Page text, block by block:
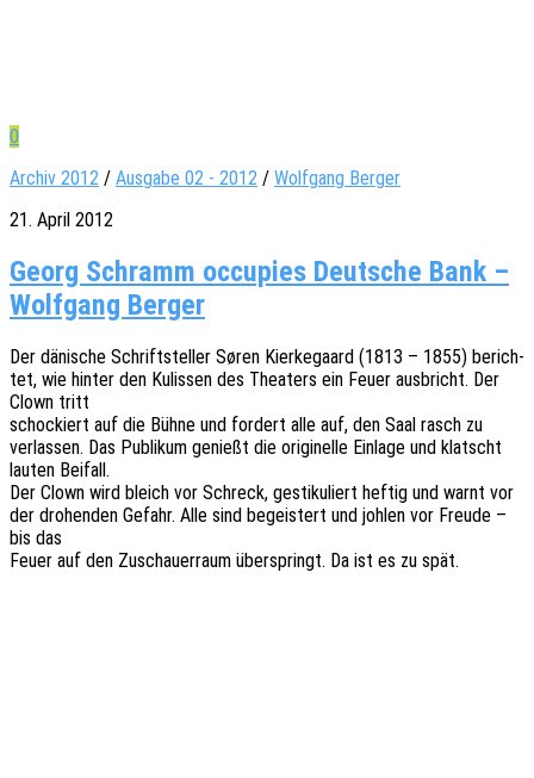
0
Archiv 2012 / Ausgabe 02 - 2012 / Wolfgang Berger
21. April 2012
Georg Schramm occupies Deutsche Bank –
Wolfgang Berger
Der däni­sche Schrift­stel­ler Søren Kier­ke­gaard (1813 – 1855) berich­
tet, wie hinter den Kulis­sen des Thea­ters ein Feuer ausbricht. Der
Clown tritt
scho­ckiert auf die Bühne und fordert alle auf, den Saal rasch zu
verlas­sen. Das Publi­kum genießt die origi­nel­le Einla­ge und klatscht
lauten Beifall.
Der Clown wird bleich vor Schreck, gesti­ku­liert heftig und warnt vor
der drohen­den Gefahr. Alle sind begeis­tert und johlen vor Freude –
bis das
Feuer auf den Zuschau­er­raum über­springt. Da ist es zu spät.